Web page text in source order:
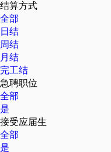
结算方式
全部
日结
周结
月结
完工结
急聘职位
全部
是
接受应届生
全部
是